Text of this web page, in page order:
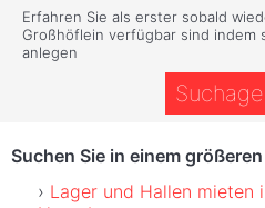
Erfahren Sie als erster sobald
Großhöflein verfügbar sind indem
anlegen
Suchen Sie in einem
Lager und Hallen mieten